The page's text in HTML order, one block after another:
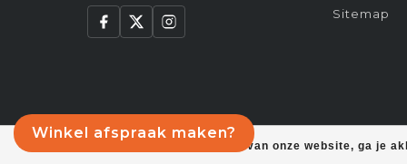
Winkel afspraak maken?
Door het gebruiken van onze website, ga je
Sitemap